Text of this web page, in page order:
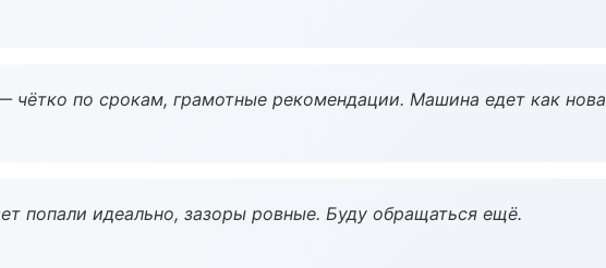
чётко по срокам, грамотные рекомендации. Машина едет как
попали идеально, зазоры ровные. Буду обращаться ещё.